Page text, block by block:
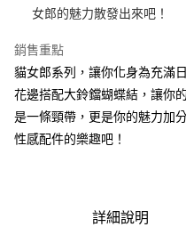
悠遊付
ATM付款
全家取貨付款
每筆NT$60，滿NT$600(含以上
女郎的魅力散發出來吧！
銷售重點
貓女郎系列，讓你化身為充滿
花邊搭配大鈴鐺蝴蝶結，讓你
是一條頸帶，更是你的魅力加
性感配件的樂趣吧！
詳細說明